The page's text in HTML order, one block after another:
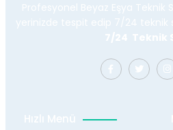
Profesyonel Beyaz Eşya Teknik
yerinizde tespit edip 7/24 teknik
7/24 Teknik
Hızlı Menü